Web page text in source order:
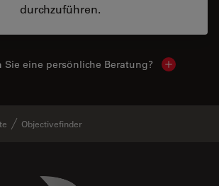
durchzuführen.
Sie eine persönliche Beratung? Show
Objectivefinder